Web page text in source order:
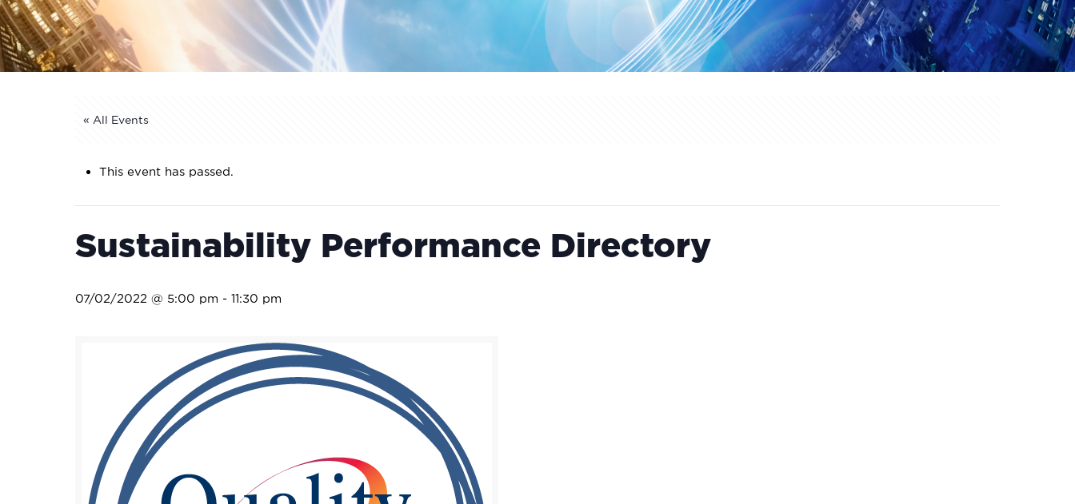
« All Events
This event has passed.
Sustainability Performance Directory
07/02/2022 @ 5:00 pm - 11:30 pm